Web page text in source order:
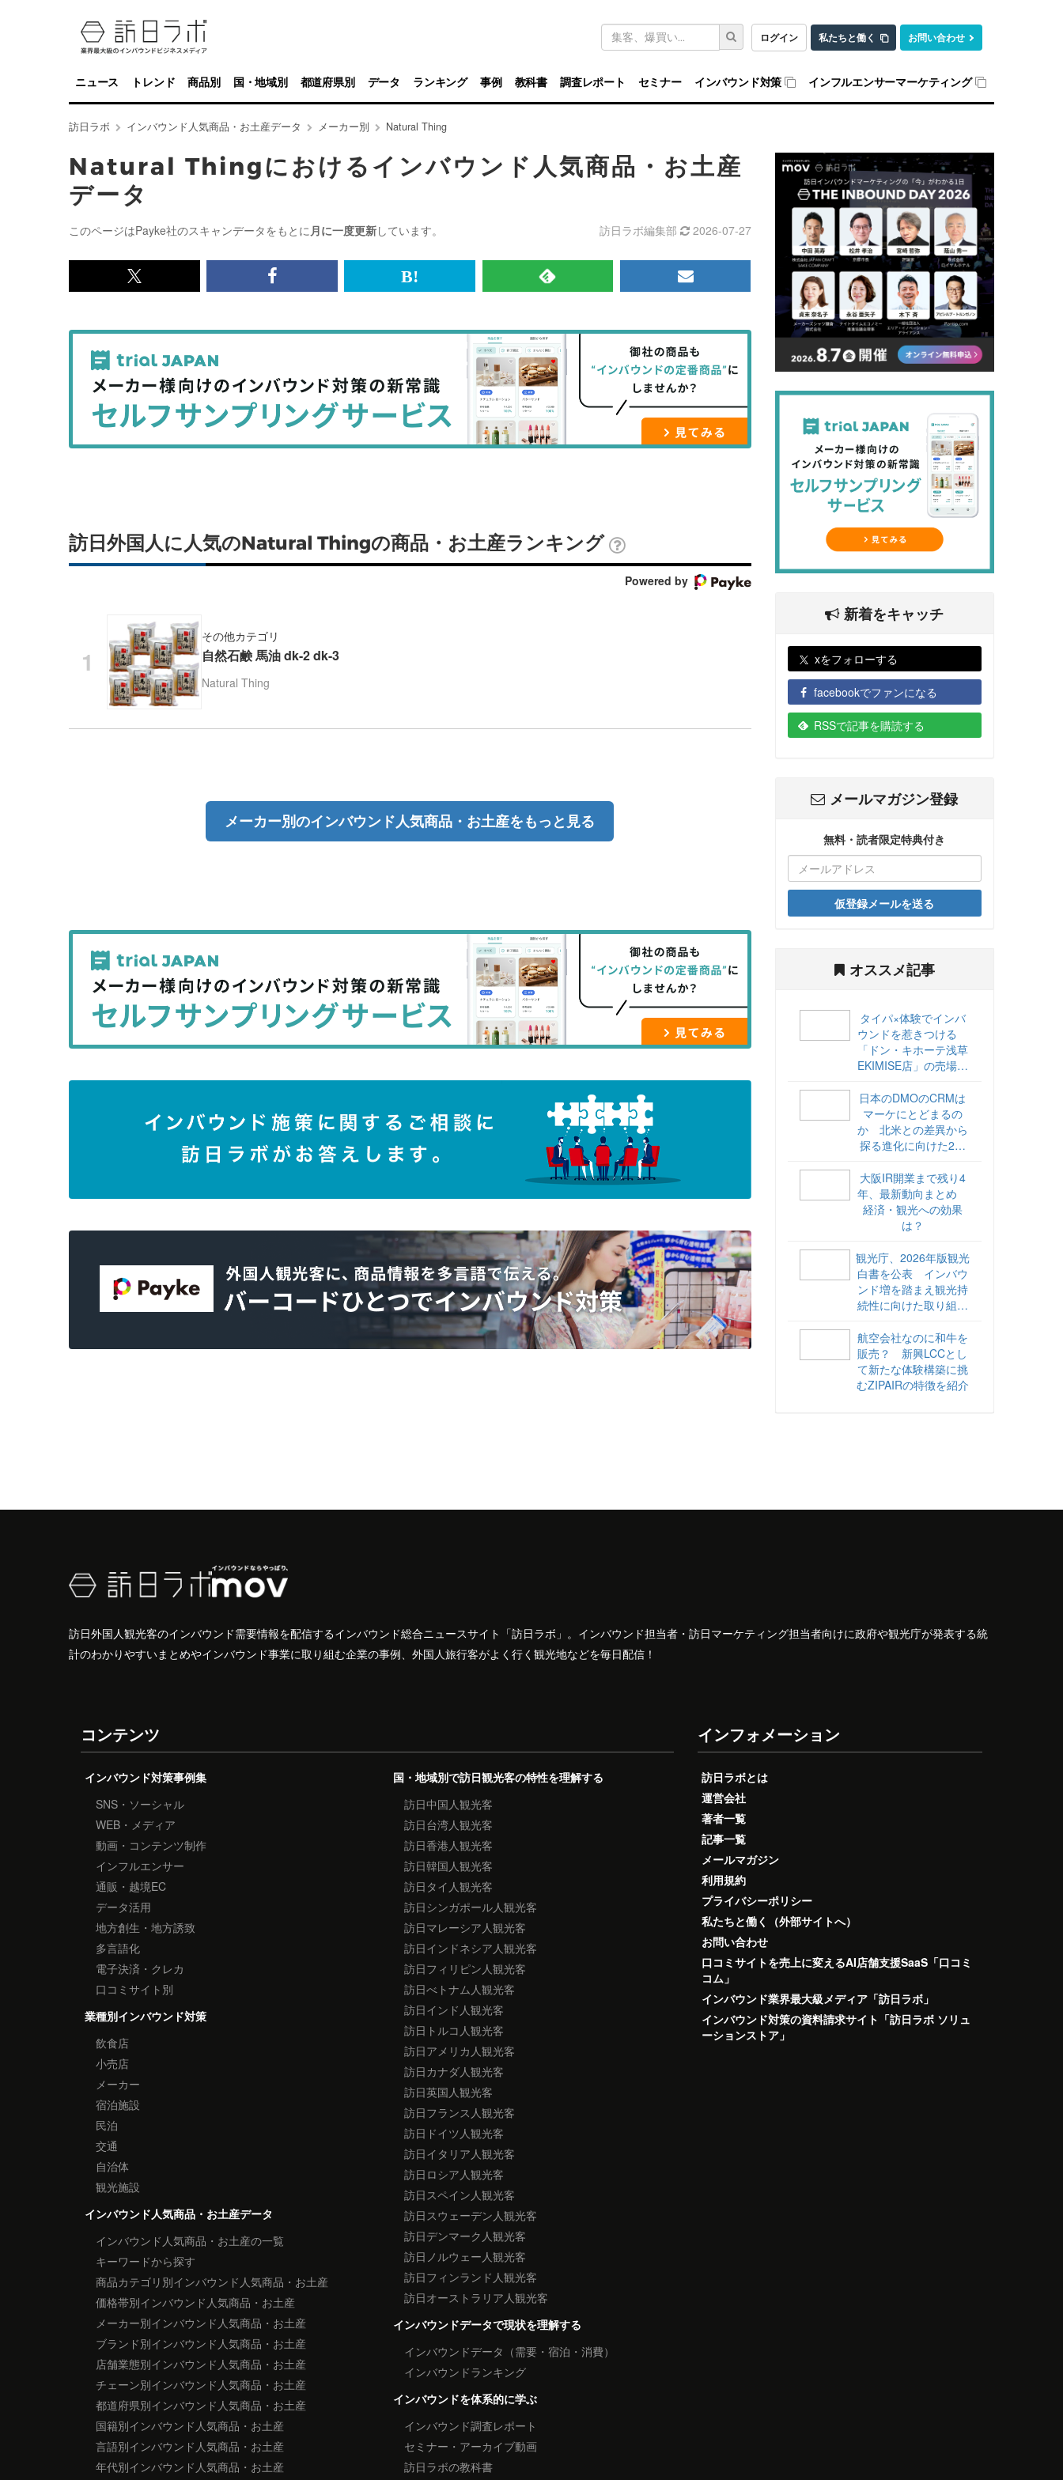
ログイン 私たちと働く お問い合わせ
キ
ワ
ド
検
索
ニュース トレンド 商品別 国・地域別 都道府県別 データ ランキング 事例 教科書 調査レポート セミナー インバウンド対策 インフルエンサーマーケティング
訪日ラボ インバウンド人気商品・お土産データ メーカー別 Natural Thing
Natural Thingにおけるインバウンド人気商品・お土産
データ
このページはPayke社のスキャンデータをもとに月に一度更新しています。 訪日ラボ編集部 2026-07-27
x<br>
記
事
を
シ
ェ
Facebook<br>
記
を
シ
ェ
は
な
ッ
ク
マ
追
加
RSS
記
事
を
購
読
メ
マ
ガ
登
録
す
訪日外国人に人気のNatural Thingの商品・お土産ランキング
Powered by
その他カテゴリ
自然石鹸 馬油 dk-2 dk-3
Natural Thing
メーカー別のインバウンド人気商品・お土産をもっと見る
新着をキャッチ
xをフォローする
facebookでファンになる
RSSで記事を購読する
メールマガジン登録
無料・読者限定特典付き
仮登録メールを送る
オススメ記事
タイパ×体験でインバ
ウンドを惹きつける
「ドン・キホーテ浅草
EKIMISE店」の売場づ
日本のDMOのCRMは
マーケにとどまるの
か 北米との差異から
探る進化に向けた2ス
海外DMOのリアル
vol.6】
大阪IR開業まで残り4
年、最新動向まとめ
経済・観光への効果
は？
観光庁、2026年版観光
白書を公表 インバウ
ンド増を踏まえ観光持
続性に向けた取り組み
航空会社なのに和牛を
販売？ 新興LCCとし
て新たな体験構築に挑
むZIPAIRの特徴を紹介
訪日外国人観光客のインバウンド需要情報を配信するインバウンド総合ニュースサイト「訪日ラボ」。インバウンド担当者・訪日マーケティング担当者向けに政府や観光庁が発表する統
計のわかりやすいまとめやインバウンド事業に取り組む企業の事例、外国人旅行客がよく行く観光地などを毎日配信！
コンテンツ
インバウンド対策事例集
SNS・ソーシャル
WEB・メディア
動画・コンテンツ制作
インフルエンサー
通販・越境EC
データ活用
地方創生・地方誘致
多言語化
電子決済・クレカ
口コミサイト別
業種別インバウンド対策
飲食店
小売店
メーカー
宿泊施設
民泊
交通
自治体
観光施設
インバウンド人気商品・お土産データ
インバウンド人気商品・お土産の一覧
キーワードから探す
商品カテゴリ別インバウンド人気商品・お土産
価格帯別インバウンド人気商品・お土産
メーカー別インバウンド人気商品・お土産
ブランド別インバウンド人気商品・お土産
店舗業態別インバウンド人気商品・お土産
チェーン別インバウンド人気商品・お土産
都道府県別インバウンド人気商品・お土産
国籍別インバウンド人気商品・お土産
言語別インバウンド人気商品・お土産
年代別インバウンド人気商品・お土産
国・地域別で訪日観光客の特性を理解する
訪日中国人観光客
訪日台湾人観光客
訪日香港人観光客
訪日韓国人観光客
訪日タイ人観光客
訪日シンガポール人観光客
訪日マレーシア人観光客
訪日インドネシア人観光客
訪日フィリピン人観光客
訪日べトナム人観光客
訪日インド人観光客
訪日トルコ人観光客
訪日アメリカ人観光客
訪日カナダ人観光客
訪日英国人観光客
訪日フランス人観光客
訪日ドイツ人観光客
訪日イタリア人観光客
訪日ロシア人観光客
訪日スペイン人観光客
訪日スウェーデン人観光客
訪日デンマーク人観光客
訪日ノルウェー人観光客
訪日フィンランド人観光客
訪日オーストラリア人観光客
インバウンドデータで現状を理解する
インバウンドデータ（需要・宿泊・消費）
インバウンドランキング
インバウンドを体系的に学ぶ
インバウンド調査レポート
セミナー・アーカイブ動画
訪日ラボの教科書
インフォメーション
訪日ラボとは
運営会社
著者一覧
記事一覧
メールマガジン
利用規約
プライバシーポリシー
私たちと働く（外部サイトへ）
お問い合わせ
口コミサイトを売上に変えるAI店舗支援SaaS「口コミ
コム」
インバウンド業界最大級メディア「訪日ラボ」
インバウンド対策の資料請求サイト「訪日ラボ ソリュ
ーションストア」